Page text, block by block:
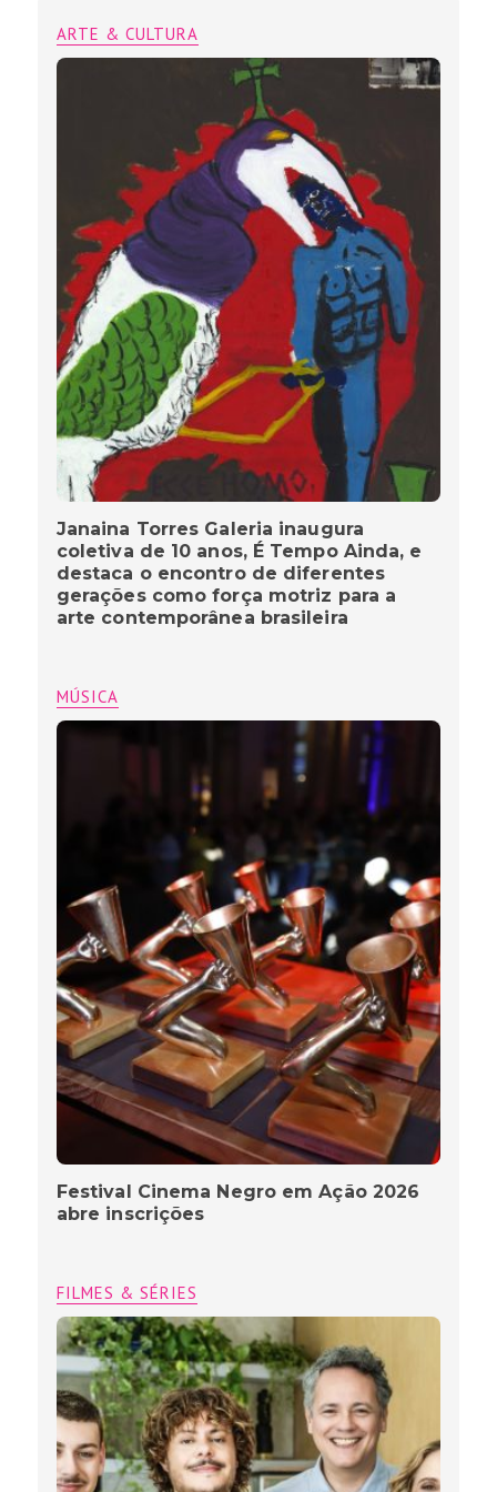
ARTE & CULTURA
Janaina Torres Galeria inaugura
coletiva de 10 anos, É Tempo Ainda, e
destaca o encontro de diferentes
gerações como força motriz para a
arte contemporânea brasileira
MÚSICA
Festival Cinema Negro em Ação 2026
abre inscrições
FILMES & SÉRIES